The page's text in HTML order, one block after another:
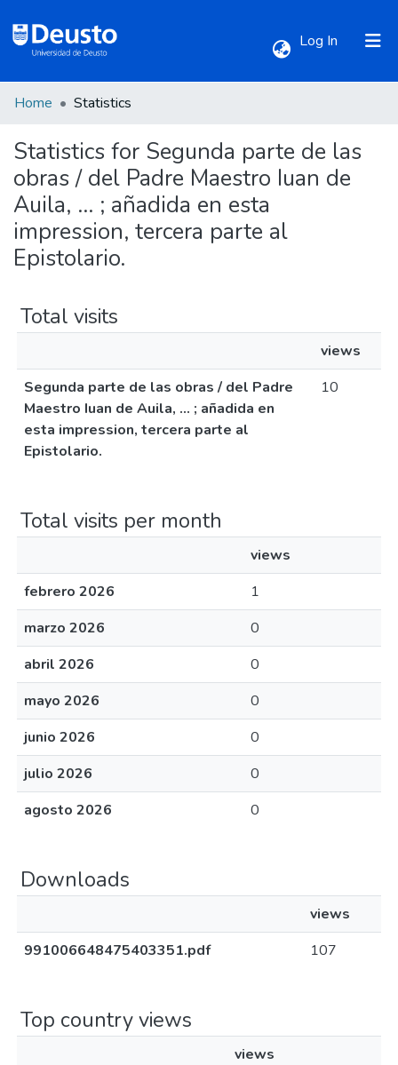
Log In (current)
All of DSpace
Home Statistics
Statistics for Segunda parte de las
obras / del Padre Maestro Iuan de
Auila, ... ; añadida en esta
impression, tercera parte al
Epistolario.
Total visits
views
Segunda parte de las obras / del Padre
Maestro Iuan de Auila, ... ; añadida en
esta impression, tercera parte al
Epistolario.
10
Total visits per month
views
febrero 2026
1
marzo 2026
0
abril 2026
0
mayo 2026
0
junio 2026
0
julio 2026
0
agosto 2026
0
Downloads
views
991006648475403351.pdf
107
Top country views
views